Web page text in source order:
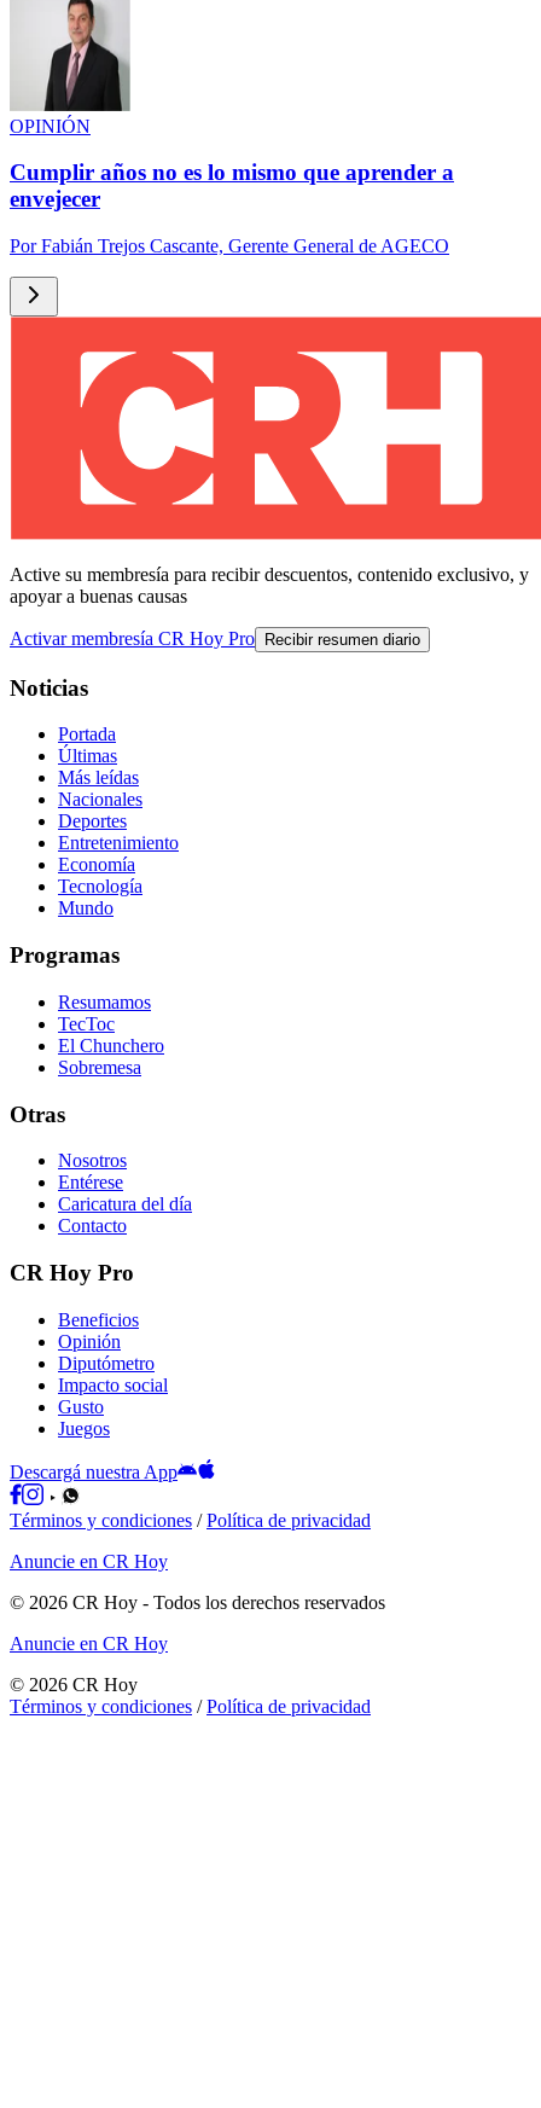
OPINIÓN
Cumplir años no es lo mismo que aprender a
envejecer
PorFabián Trejos Cascante, Gerente General de AGECO
Active su membresía para recibir descuentos, contenido exclusivo, y
apoyar a buenas causas
Activar membresía CR Hoy Pro Recibir resumen diario
Noticias
Portada
Últimas
Más leídas
Nacionales
Deportes
Entretenimiento
Economía
Tecnología
Mundo
Programas
Resumamos
TecToc
El Chunchero
Sobremesa
Otras
Nosotros
Entérese
Caricatura del día
Contacto
CR Hoy Pro
Beneficios
Opinión
Diputómetro
Impacto social
Gusto
Juegos
Descargá nuestra App
Términos y condiciones /Política de privacidad
Anuncie en CR Hoy
© 2026 CR Hoy - Todos los derechos reservados
Anuncie en CR Hoy
© 2026 CR Hoy
Términos y condiciones /Política de privacidad